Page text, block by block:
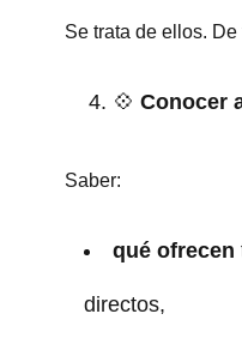
Se trata de ellos. De
💠 Conocer
Saber:
qué ofrecen
directos,